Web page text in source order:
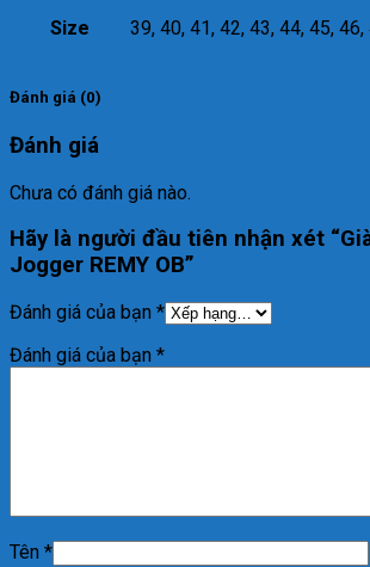
Size 39, 40, 41, 42, 43, 44, 45, 46,
Đánh giá (0)
Đánh giá
Chưa có đánh giá nào.
Hãy là người đầu tiên nhận xét
Jogger REMY OB”
Đánh giá của bạn *
Đánh giá của bạn *
Tên *